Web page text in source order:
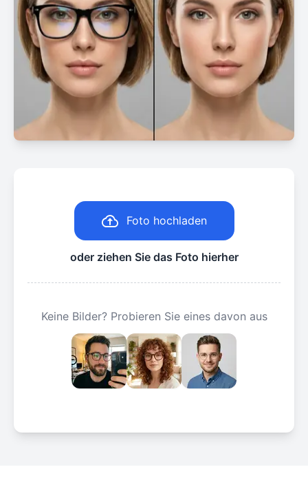
Foto hochladen
oder ziehen Sie das Foto hierher
Keine Bilder? Probieren Sie eines davon aus